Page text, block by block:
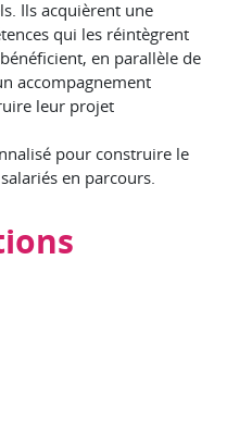
Ils acquièrent une
qui les réintègrent
en parallèle de
accompagnement
leur projet
pour construire le
en parcours.